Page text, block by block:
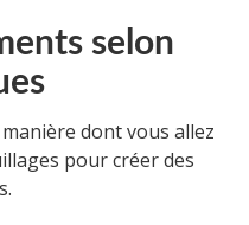
selon
dont vous allez
pour créer des